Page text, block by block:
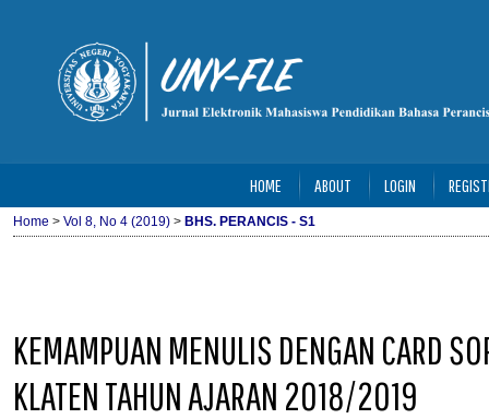
HOME ABOUT LOGIN
Home > Vol 8, No 4 (2019) > BHS. PERANCIS - S1
KEMAMPUAN MENULIS DENGAN CARD
KLATEN TAHUN AJARAN 2018/2019